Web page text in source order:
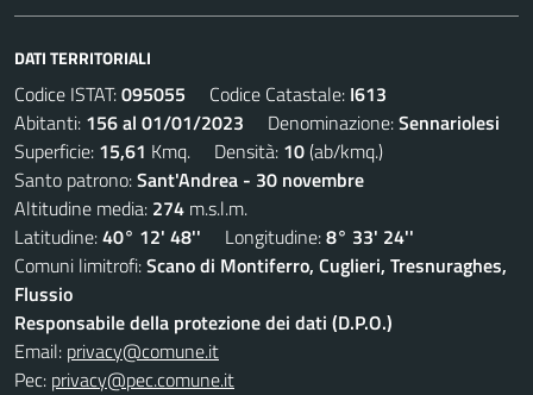
DATI TERRITORIALI
Codice ISTAT:095055 Codice Catastale: I613
Abitanti: 156 al 01/01/2023 Denominazione:Sennariolesi
Superficie: 15,61 Kmq. Densità: 10(ab/kmq.)
Santo patrono:Sant'Andrea - 30 novembre
Altitudine media: 274 m.s.l.m.
Latitudine:40° 12' 48'' Longitudine:8° 33' 24''
Comuni limitrofi:Scano di Montiferro, Cuglieri, Tresnuraghes,
Flussio
Responsabile della protezione dei dati (D.P.O.)
Email: privacy@comune.it
Pec: privacy@pec.comune.it